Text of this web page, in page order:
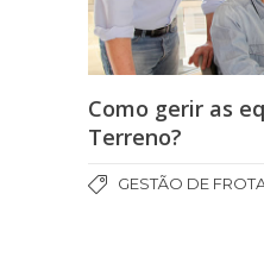
Como gerir as
Terreno?
GESTÃO DE